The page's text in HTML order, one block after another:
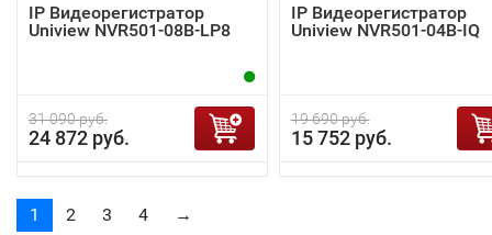
IP Видеорегистратор
Uniview NVR501-08B-LP8
31 090 руб.
24 872 руб.
IP Видеорегистратор
Uniview NVR501-04B-IQ
19 690 руб.
15 752 руб.
1 2 3 4 →